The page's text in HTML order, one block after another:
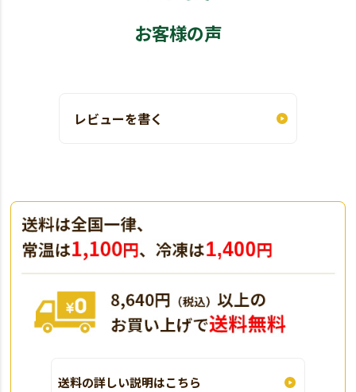
お客様の声
レビューを書く
送料の詳しい説明はこちら